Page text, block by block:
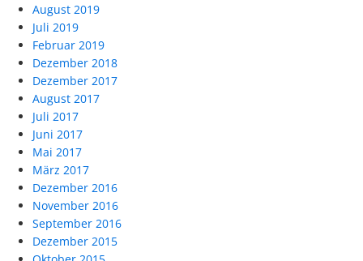
August 2019
Juli 2019
Februar 2019
Dezember 2018
Dezember 2017
August 2017
Juli 2017
Juni 2017
Mai 2017
März 2017
Dezember 2016
November 2016
September 2016
Dezember 2015